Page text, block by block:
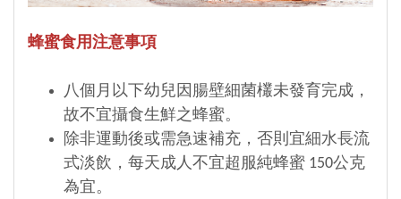
蜂蜜食用注意事項
八個月以下幼兒因腸壁細菌欉未發育完成，
故不宜攝食生鮮之蜂蜜。
除非運動後或需急速補充，否則宜細水長流
式淡飲，每天成人不宜超服純蜂蜜 150公克
為宜。